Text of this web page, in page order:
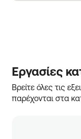
Εργασίες
Βρείτε όλες τις
παρέχονται στα